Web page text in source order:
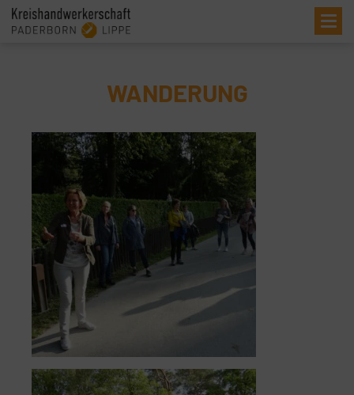
WANDERUNG